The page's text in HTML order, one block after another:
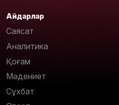
Айдарлар
Саясат
Аналитика
Қоғам
Мәдениет
Сұхбат